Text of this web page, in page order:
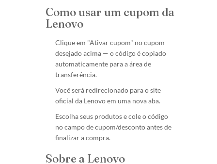
Como usar um cupom da
Lenovo
Clique em "Ativar cupom" no cupom
desejado acima — o código é copiado
automaticamente para a área de
transferência.
Você será redirecionado para o site
oficial da Lenovo em uma nova aba.
Escolha seus produtos e cole o código
no campo de cupom/desconto antes de
finalizar a compra.
Sobre a Lenovo